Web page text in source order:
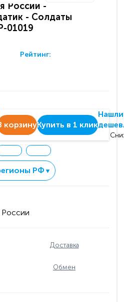
России -
- Солдаты
01019
Рейтинг:
корзинуКупить в 1 клик
Нашли
РФ ▼
Доставка
Обмен